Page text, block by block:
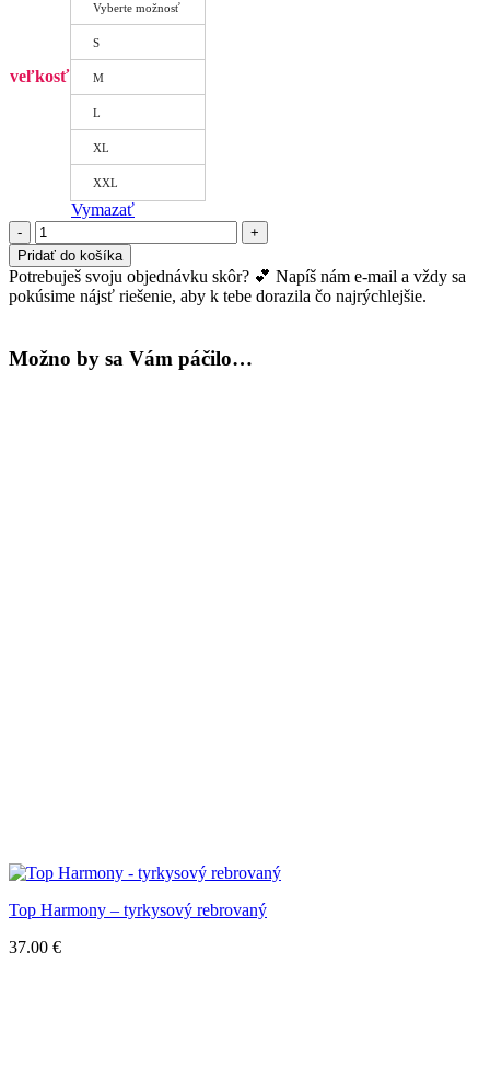
veľkosť
Vyberte možnosť
S
M
L
XL
XXL
Vymazať
množstvo
Biker
šortky
Active
-
Pridať do košíka
Potrebuješ svoju objednávku skôr? 💕 Napíš nám e-mail a vždy sa
pokúsime nájsť riešenie, aby k tebe dorazila čo najrýchlejšie.
Možno by sa Vám páčilo…
Top Harmony – tyrkysový rebrovaný
37.00 €